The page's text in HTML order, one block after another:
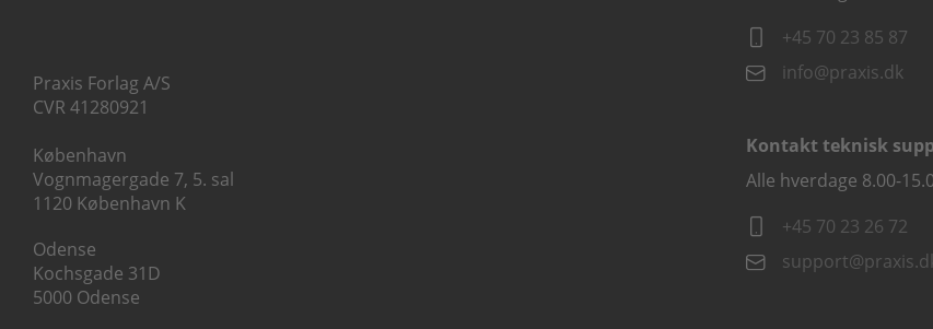
Praxis Forlag A/S
CVR 41280921
København
Vognmagergade 7, 5. sal
1120 København K
Odense
Kochsgade 31D
5000 Odense
+45 70 23 85 87
info@praxis.dk
Kontakt teknisk
Alle hverdage 8.00-
+45 70 23 26 72